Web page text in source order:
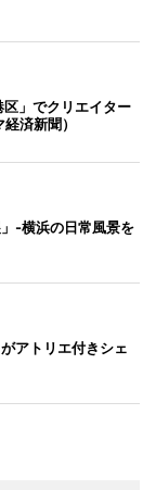
区」でクリエイター
済新聞）
-横浜の日常風景を
アトリエ付きシェ